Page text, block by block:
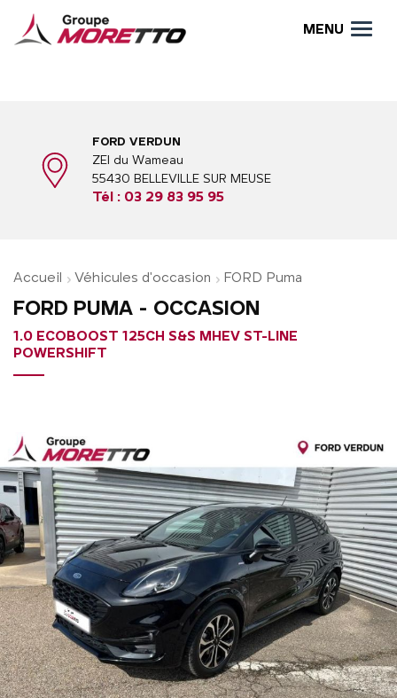
MENU
FORD VERDUN
ZEI du Wameau
55430 BELLEVILLE SUR MEUSE
Tél : 03 29 83 95 95
Accueil Véhicules d'occasion FORD Puma
FORD PUMA - OCCASION
1.0 ECOBOOST 125CH S&S MHEV ST-LINE
POWERSHIFT